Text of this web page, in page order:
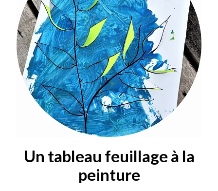
Un tableau feuillage à la
peinture